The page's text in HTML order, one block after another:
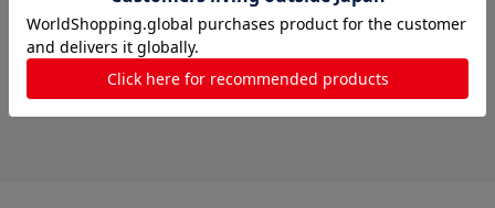
レビューはありません。